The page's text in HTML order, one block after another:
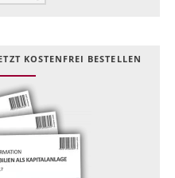
KOSTEN­FREI BESTELLEN